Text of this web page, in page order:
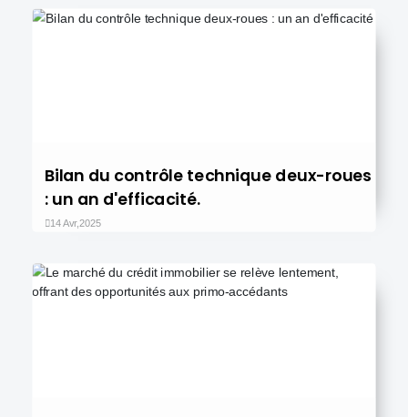
Bilan du contrôle technique deux-roues
: un an d'efficacité.
14 Avr,2025